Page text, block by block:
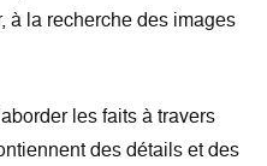
à la recherche des images
les faits à travers
des détails et des